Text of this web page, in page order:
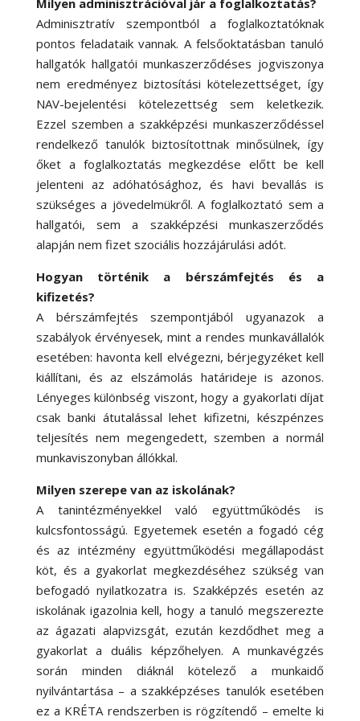
Adminisztratív szempontból a foglalkoztatóknak
pontos feladataik vannak. A felsőoktatásban tanuló
hallgatók hallgatói munkaszerződéses jogviszonya
nem eredményez biztosítási kötelezettséget, így
NAV-bejelentési kötelezettség sem keletkezik.
Ezzel szemben a szakképzési munkaszerződéssel
rendelkező tanulók biztosítottnak minősülnek, így
őket a foglalkoztatás megkezdése előtt be kell
jelenteni az adóhatósághoz, és havi bevallás is
szükséges a jövedelmükről. A foglalkoztató sem a
hallgatói, sem a szakképzési munkaszerződés
alapján nem fizet szociális hozzájárulási adót.
Hogyan történik a bérszámfejtés és a
kifizetés?
A bérszámfejtés szempontjából ugyanazok a
szabályok érvényesek, mint a rendes munkavállalók
esetében: havonta kell elvégezni, bérjegyzéket kell
kiállítani, és az elszámolás határideje is azonos.
Lényeges különbség viszont, hogy a gyakorlati díjat
csak banki átutalással lehet kifizetni, készpénzes
teljesítés nem megengedett, szemben a normál
munkaviszonyban állókkal.
Milyen szerepe van az iskolának?
A tanintézményekkel való együttműködés is
kulcsfontosságú. Egyetemek esetén a fogadó cég
és az intézmény együttműködési megállapodást
köt, és a gyakorlat megkezdéséhez szükség van
befogadó nyilatkozatra is. Szakképzés esetén az
iskolának igazolnia kell, hogy a tanuló megszerezte
az ágazati alapvizsgát, ezután kezdődhet meg a
gyakorlat a duális képzőhelyen. A munkavégzés
során minden diáknál kötelező a munkaidő
nyilvántartása – a szakképzéses tanulók esetében
ez a KRÉTA rendszerben is rögzítendő – emelte ki